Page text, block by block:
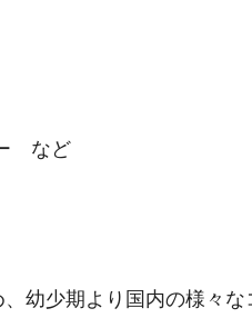
など
幼少期より国内の様々な